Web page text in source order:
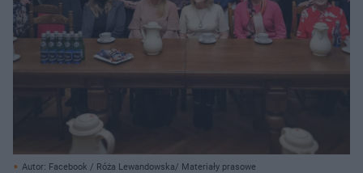
Autor: Facebook / Róża Lewandowska/ Materiały prasowe